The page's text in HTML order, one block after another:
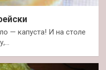
— капуста! И на столе